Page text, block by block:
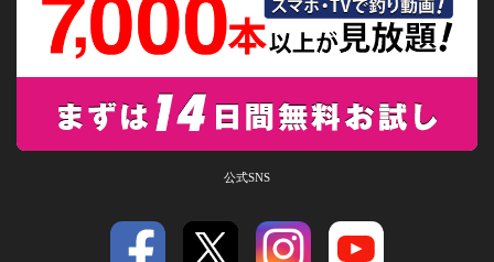
公式SNS